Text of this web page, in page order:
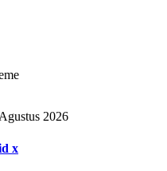
2026
x